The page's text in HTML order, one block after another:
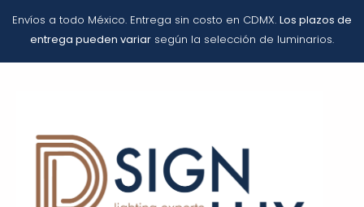
Envíos a todo México. Entrega sin costo en CDMX. Los plazos de
entrega pueden variar según la selección de luminarios.